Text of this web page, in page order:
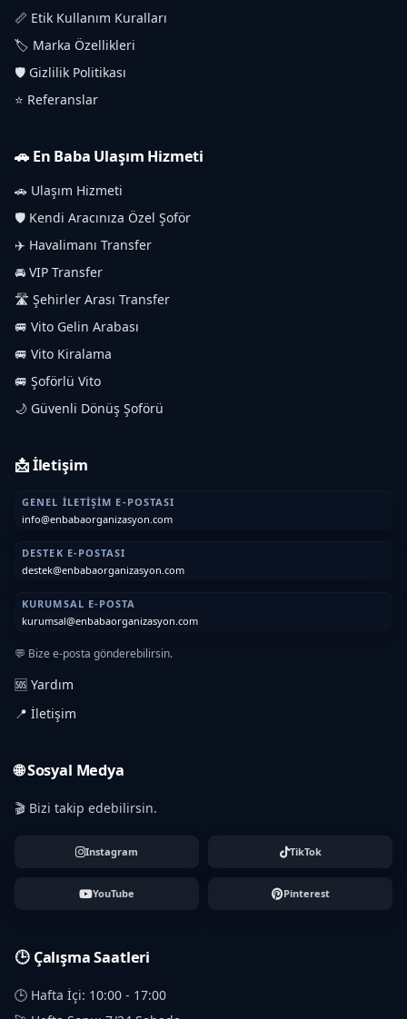
📏 Etik Kullanım Kuralları
🏷️ Marka Özellikleri
🛡️ Gizlilik Politikası
⭐ Referanslar
🚗 En Baba Ulaşım Hizmeti
🚗 Ulaşım Hizmeti
🛡️ Kendi Aracınıza Özel Şoför
✈️ Havalimanı Transfer
🚘 VIP Transfer
🛣️ Şehirler Arası Transfer
🚐 Vito Gelin Arabası
🚐 Vito Kiralama
🚐 Şoförlü Vito
🌙 Güvenli Dönüş Şoförü
📩 İletişim
GENEL İLETIŞIM E-POSTASI
info@enbabaorganizasyon.com
DESTEK E-POSTASI
destek@enbabaorganizasyon.com
KURUMSAL E-POSTA
kurumsal@enbabaorganizasyon.com
💬 Bize e-posta gönderebilirsin.
🆘 Yardım
📍 İletişim
🌐 Sosyal Medya
🎬 Bizi takip edebilirsin.
Instagram TikTok
YouTube Pinterest
🕒 Çalışma Saatleri
🕒 Hafta İçi: 10:00 - 17:00